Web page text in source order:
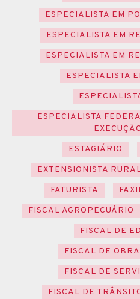
ESPECIALISTA EM
ESPECIALISTA EM
ESPECIALISTA EM
ESPECIALISTA
ESPECIALISTA
ESTAGIÁRIO
EXTENSIONISTA
FATURISTA
FISCAL AGROPECUÁRIO
FISCAL DE
FISCAL DE
FISCAL DE
FISCAL DE